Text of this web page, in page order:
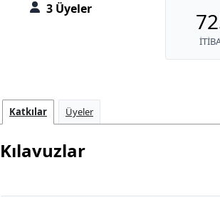
3 Üyeler
Katkılar Üyeler
Kılavuzlar